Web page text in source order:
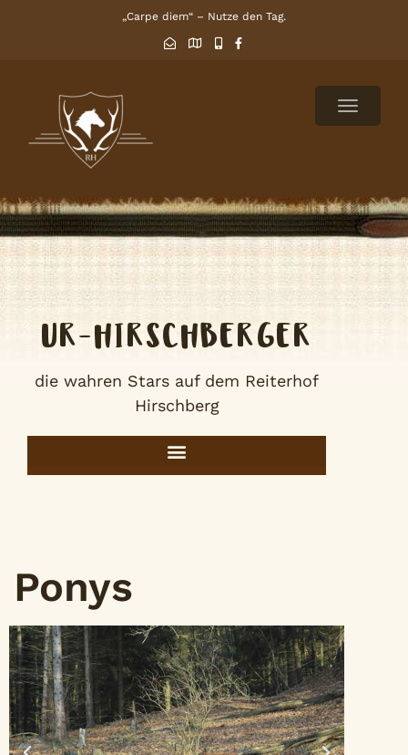
„Carpe diem“ – Nutze den Tag.
TOGGLE
UR-HIRSCHBERGER
die wahren Stars auf dem Reiterhof
Hirschberg
Ponys